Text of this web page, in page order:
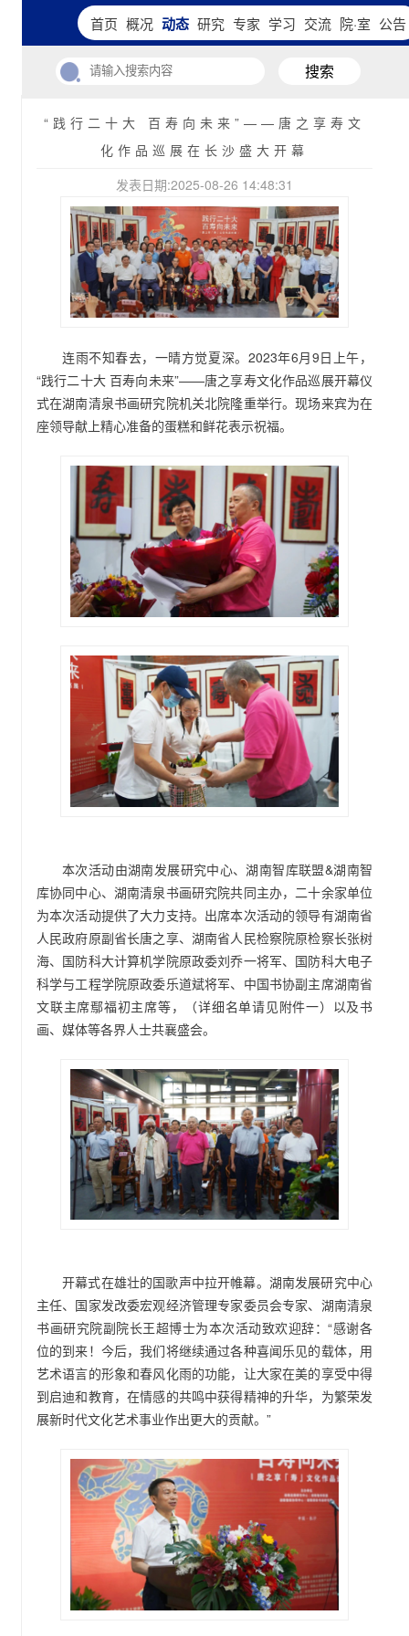
首页 概况 动态 研究 专家 学习 交流 院·室 公告
搜索
“践行二十大 百寿向未来”——唐之享寿文
化作品巡展在长沙盛大开幕
发表日期:2025-08-26 14:48:31
连雨不知春去，一晴方觉夏深。2023年6月9日上午，
“践行二十大 百寿向未来”——唐之享寿文化作品巡展开幕仪
式在湖南清泉书画研究院机关北院隆重举行。现场来宾为在
座领导献上精心准备的蛋糕和鲜花表示祝福。
本次活动由湖南发展研究中心、湖南智库联盟&湖南智
库协同中心、湖南清泉书画研究院共同主办，二十余家单位
为本次活动提供了大力支持。出席本次活动的领导有湖南省
人民政府原副省长唐之享、湖南省人民检察院原检察长张树
海、国防科大计算机学院原政委刘乔一将军、国防科大电子
科学与工程学院原政委乐道斌将军、中国书协副主席湖南省
文联主席鄢福初主席等，（详细名单请见附件一）以及书
画、媒体等各界人士共襄盛会。
开幕式在雄壮的国歌声中拉开帷幕。湖南发展研究中心
主任、国家发改委宏观经济管理专家委员会专家、湖南清泉
书画研究院副院长王超博士为本次活动致欢迎辞：“感谢各
位的到来！今后，我们将继续通过各种喜闻乐见的载体，用
艺术语言的形象和春风化雨的功能，让大家在美的享受中得
到启迪和教育，在情感的共鸣中获得精神的升华，为繁荣发
展新时代文化艺术事业作出更大的贡献。”